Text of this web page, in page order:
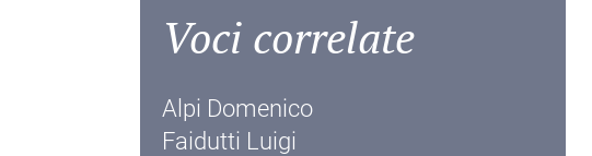
Voci correlate
Alpi Domenico
Faidutti Luigi